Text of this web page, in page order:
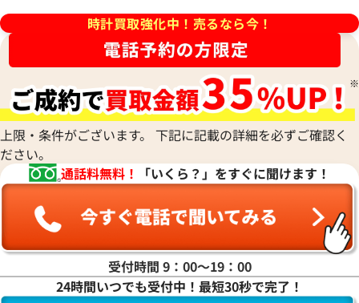
格
日時点の参考買取価格です
参考買取価格
※2026年5月27日時点の参考
時計買取強化中！売るなら今！
上限・条件がございます。 下記に記載の詳細を必ずご確認く
ださい。
通話料無料！
「いくら？」をすぐに聞けます！
受付時間 9：00〜19：00
24時間いつでも受付中！最短30秒で完了！